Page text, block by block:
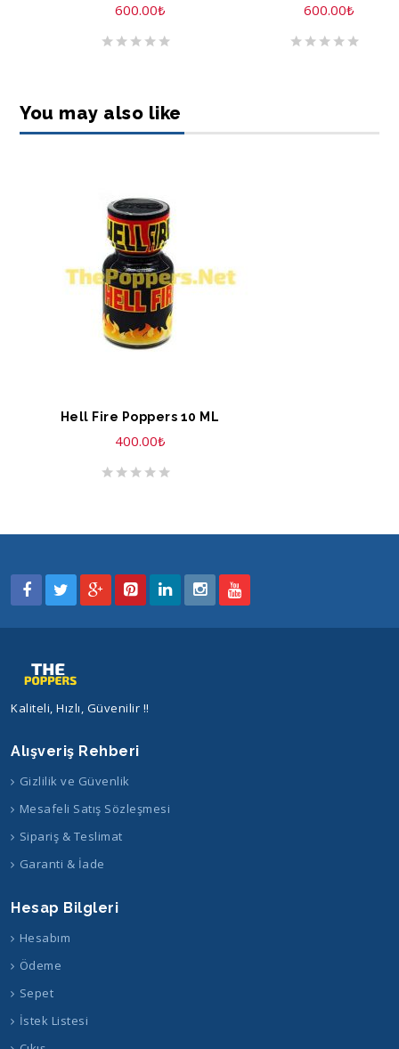
600.00₺ 600.00₺
You may also like
SEPETE EKLE
Hell Fire Poppers 10 ML
400.00₺
Kaliteli, Hızlı, Güvenilir !!
Alışveriş Rehberi
Gizlilik ve Güvenlik
Mesafeli Satış Sözleşmesi
Sipariş & Teslimat
Garanti & İade
Hesap Bilgleri
Hesabım
Ödeme
Sepet
İstek Listesi